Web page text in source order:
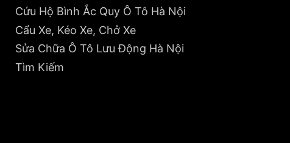
Cứu Hộ Bình Ắc Quy Ô Tô Hà Nội
Cẩu Xe, Kéo Xe, Chở Xe
Sửa Chữa Ô Tô Lưu Động Hà Nội
Tìm Kiếm